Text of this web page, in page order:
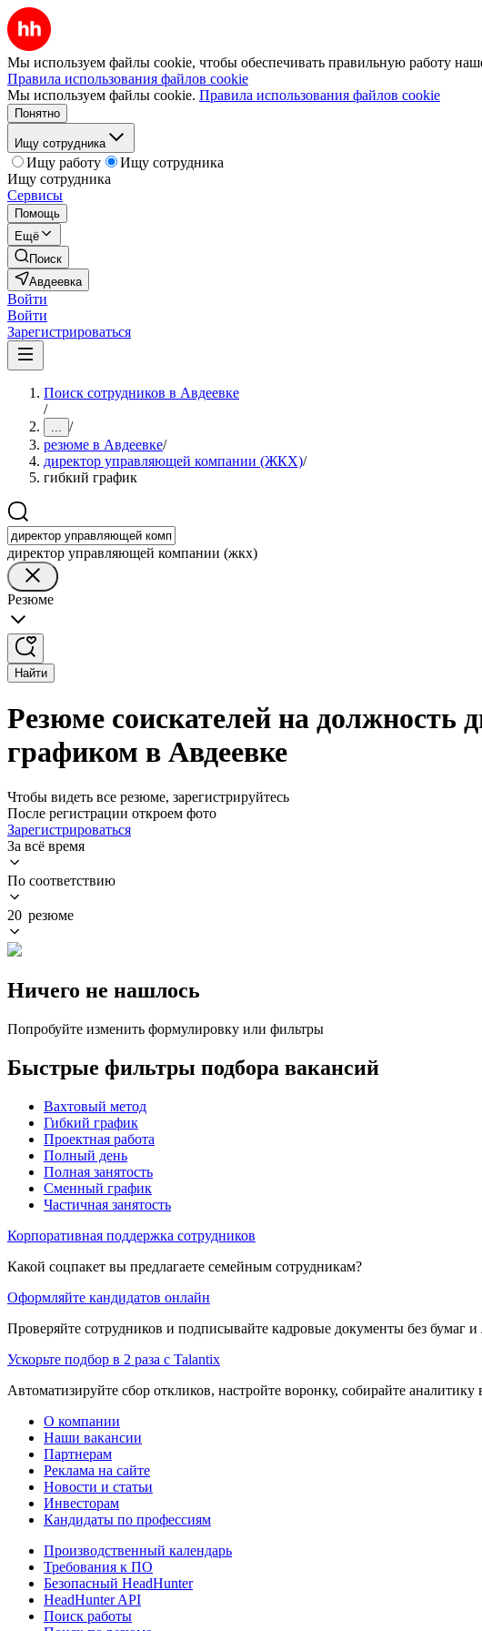
Мы используем файлы cookie, чтобы обеспечивать правильную работу
Правила использования файлов cookie
Мы используем файлы cookie. Правила использования файлов cookie
Понятно
Ищу сотрудника
Ищу работу
Ищу сотрудника
Ищу сотрудника
Сервисы
Помощь
Ещё
Поиск
Авдеевка
Войти
Войти
Зарегистрироваться
Поиск сотрудников в Авдеевке
/
... /
резюме в Авдеевке/
директор управляющей компании (ЖКХ)/
гибкий график
директор управляющей компании (жкх)
Резюме
Найти
Резюме соискателей на
графиком в Авдеевке
Чтобы видеть все резюме, зарегистрируйтесь
После регистрации откроем фото
Зарегистрироваться
За всё время
По соответствию
20 резюме
Ничего не нашлось
Попробуйте изменить формулировку или фильтры
Быстрые фильтры подбора вакансий
Вахтовый метод
Гибкий график
Проектная работа
Полный день
Полная занятость
Сменный график
Частичная занятость
Корпоративная поддержка сотрудников
Какой соцпакет вы предлагаете семейным сотрудникам?
Оформляйте кандидатов онлайн
Проверяйте сотрудников и подписывайте кадровые документы без бумаг
Ускорьте подбор в 2 раза с Talantix
Автоматизируйте сбор откликов, настройте воронку, собирайте аналитику
О компании
Наши вакансии
Партнерам
Реклама на сайте
Новости и статьи
Инвесторам
Кандидаты по профессиям
Производственный календарь
Требования к ПО
Безопасный HeadHunter
HeadHunter API
Поиск работы